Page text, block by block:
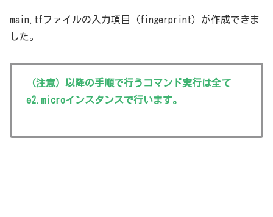
main.tfファイルの入力項目（fingerprint）が作成できま
した。
（注意）以降の手順で行うコマンド実行は全て
e2.microインスタンスで行います。